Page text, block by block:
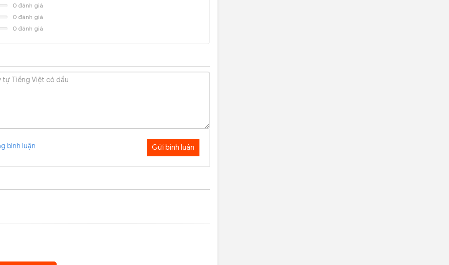
0 đánh giá
0 đánh giá
0 đánh giá
bình luận
Gửi bình luận